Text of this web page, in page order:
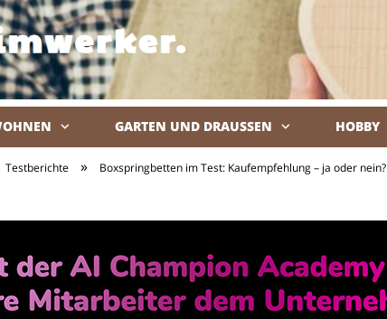
GARTEN UND DRAUSSEN HOBBY
Testberichte » Boxspringbetten im Test: Kaufempfehlung – ja oder nein?